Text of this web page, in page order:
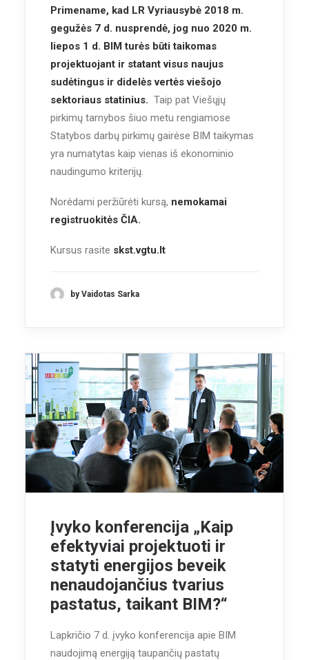
Primename, kad LR Vyriausybė 2018 m.
gegužės 7 d. nusprendė, jog nuo 2020 m.
liepos 1 d. BIM turės būti taikomas
projektuojant ir statant visus naujus
sudėtingus ir didelės vertės viešojo
sektoriaus statinius. Taip pat Viešųjų
pirkimų tarnybos šiuo metu rengiamose
Statybos darbų pirkimų gairėse BIM taikymas
yra numatytas kaip vienas iš ekonominio
naudingumo kriterijų.
Norėdami peržiūrėti kursą, nemokamai
registruokitės ČIA.
Kursus rasite skst.vgtu.lt
by Vaidotas Sarka
Įvyko konferencija „Kaip
efektyviai projektuoti ir
statyti energijos beveik
nenaudojančius tvarius
pastatus, taikant BIM?“
Lapkričio 7 d. įvyko konferencija apie BIM
naudojimą energiją taupančių pastatų